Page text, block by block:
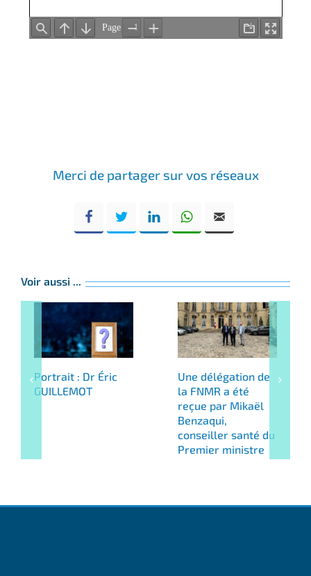
Merci de partager sur vos réseaux
Voir aussi ...
Portrait : Dr Éric
GUILLEMOT
Une délégation de
la FNMR a été
reçue par Mikaël
Benzaqui,
conseiller santé du
Premier ministre